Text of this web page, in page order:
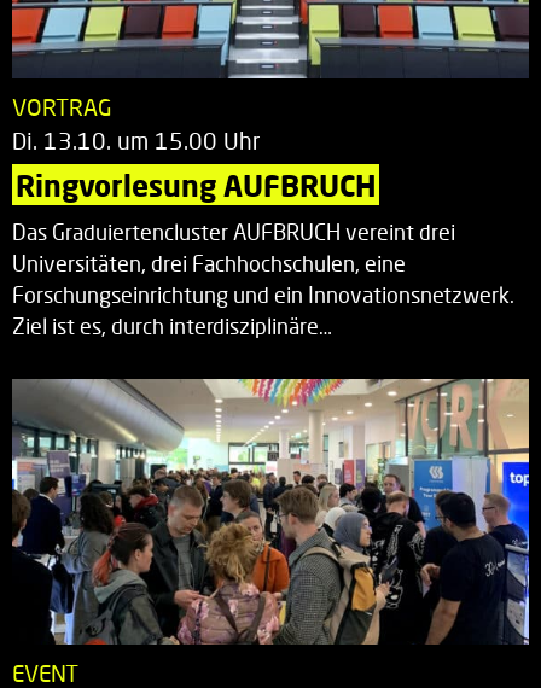
VORTRAG
Di. 13.10. um 15.00 Uhr
Ringvorlesung AUFBRUCH
Das Graduiertencluster AUFBRUCH vereint drei
Universitäten, drei Fachhochschulen, eine
Forschungseinrichtung und ein Innovationsnetzwerk.
Ziel ist es, durch interdisziplinäre…
EVENT